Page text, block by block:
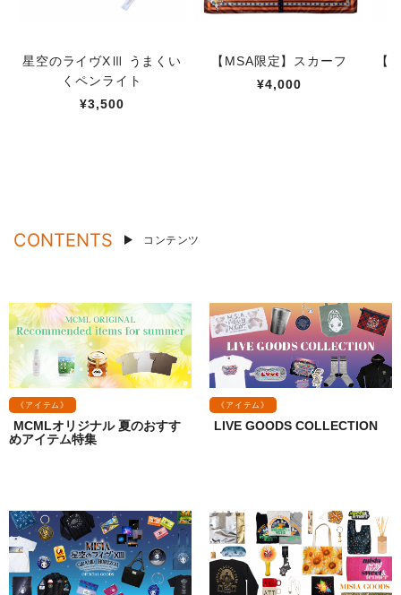
星空のライヴXⅢ うまくい
くペンライト
¥3,500
【MSA限定】スカーフ
¥4,000
【
CONTENTS コンテンツ
《アイテム》
MCMLオリジナル 夏のおすす
めアイテム特集
《アイテム》
LIVE GOODS COLLECTION